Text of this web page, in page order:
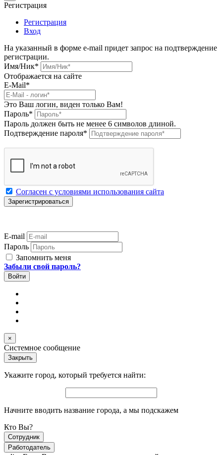
Регистрация
Регистрация
Вход
На указанный в форме e-mail придет запрос на подтверждение
регистрации.
Имя/Ник*
Отображается на сайте
E-Mail*
Это Ваш логин, виден только Вам!
Пароль*
Пароль должен быть не менее 6 символов длиной.
Подтверждение пароля*
Согласен с условиями использования сайта
E-mail
Пароль
Запомнить меня
Забыли свой пароль?
×
Системное сообщение
Закрыть
Укажите город, который требуется найти:
Начните вводить название города, а мы подскажем
Кто Вы?
Сотрудник
Работодатель